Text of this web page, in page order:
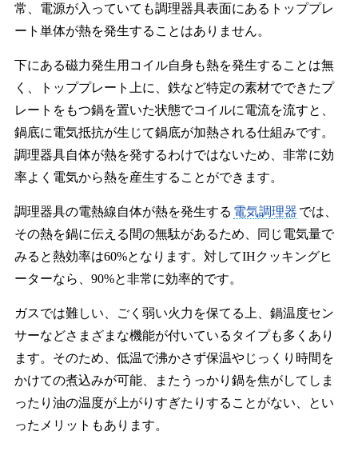
常、電源が入っていても調理器具表面にあるトッププレ
ート単体が熱を発生することはありません。
下にある磁力発生用コイル自身も熱を発生することは無
く、トッププレート上に、鉄など特定の素材でできたプ
レートをもつ鍋を置いた状態でコイルに電流を流すと、
鍋底に電気抵抗が生じて鍋底が加熱される仕組みです。
調理器具自体が熱を発するわけではないため、非常に効
率よく電気から熱を産生することができます。
調理器具の電熱線自体が熱を発生する 電気調理器 では、
その熱を鍋に伝える間の無駄があるため、同じ電気量で
みると熱効率は60%となります。対してIHクッキングヒ
ーターなら、90%と非常に効率的です。
ガスでは難しい、ごく弱い火力を保てる上、鍋温度セン
サーなどさまざまな機能が付いているタイプも多くあり
ます。そのため、低温で沸かさず保温やじっくり時間を
かけての煮込みが可能、またうっかり鍋を焦がしてしま
ったり油の温度が上がりすぎたりすることがない、とい
ったメリットもあります。